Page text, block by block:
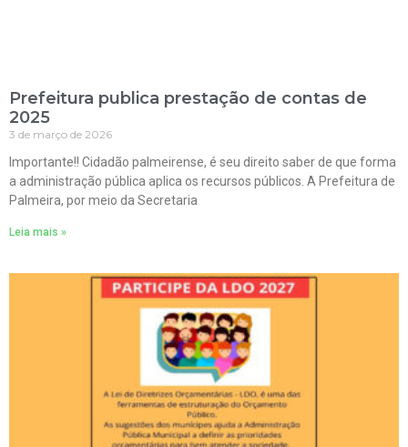
Prefeitura publica prestação de contas de
2025
3 de março de 2026
Importante!! Cidadão palmeirense, é seu direito saber de que forma
a administração pública aplica os recursos públicos. A Prefeitura de
Palmeira, por meio da Secretaria
Leia mais »